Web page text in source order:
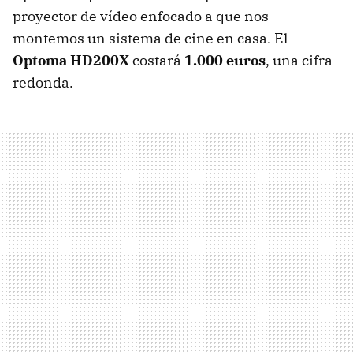
proyector de vídeo enfocado a que nos
montemos un sistema de cine en casa. El
Optoma HD200Xcostará 1.000 euros, una cifra
redonda.